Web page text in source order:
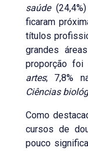
saúde
ficaram
títulos
grandes
proporção foi
artes; 7,8%
Ciências
Como
cursos de
pouco